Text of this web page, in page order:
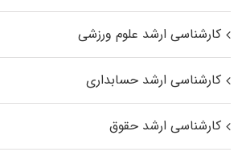
کارشناسی ارشد علوم ورزشی
کارشناسی ارشد حسابداری
کارشناسی ارشد حقوق